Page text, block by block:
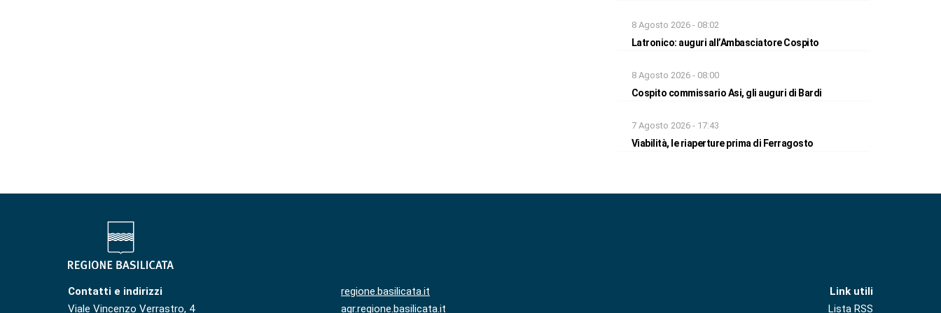
8 Agosto 2026 - 08:02
Latronico: auguri all’Ambasciatore Cospito
8 Agosto 2026 - 08:00
Cospito commissario Asi, gli auguri di Bardi
7 Agosto 2026 - 17:43
Viabilità, le riaperture prima di Ferragosto
Contatti e indirizzi
Viale Vincenzo Verrastro, 4
regione.basilicata.it
agr.regione.basilicata.it
Link utili
Lista RSS